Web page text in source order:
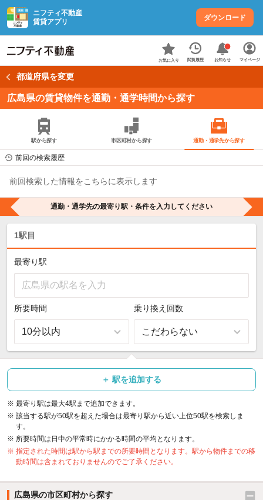
ニフティ不動産
賃貸アプリ
ダウンロード
お気に入り 閲覧履歴 お知らせ マイページ
都道府県を変更
広島県の賃貸物件を通勤・通学時間から探す
駅から探す 市区町村から探す 通勤・通学先から探す
前回の検索履歴
前回検索した情報をこちらに表示します
通勤・通学先の最寄り駅・条件を入力してください
1駅目
最寄り駅
所要時間 乗り換え回数
2駅目
所要時間 乗り換え回数
3駅目
所要時間 乗り換え回数
4駅目
所要時間 乗り換え回数
＋ 駅を追加する
※ 最寄り駅は最大4駅まで追加できます。
※ 該当する駅が50駅を超えた場合は最寄り駅から近い上位50駅を検索しま
す。
※ 所要時間は日中の平常時にかかる時間の平均となります。
※ 指定された時間は駅から駅までの所要時間となります。駅から物件までの移
動時間は含まれておりませんのでご了承ください。
広島県の市区町村から探す